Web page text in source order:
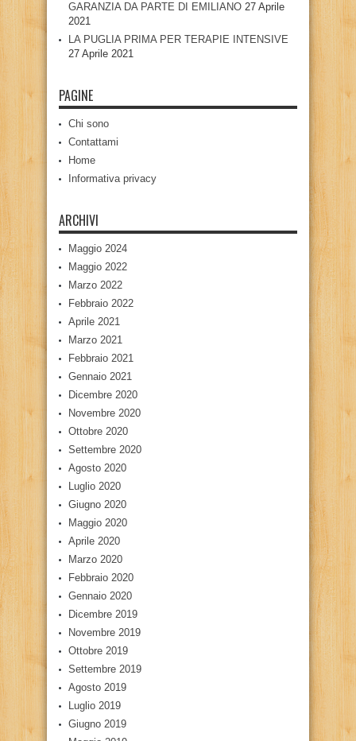
GARANZIA DA PARTE DI EMILIANO 27 Aprile
2021
LA PUGLIA PRIMA PER TERAPIE INTENSIVE
27 Aprile 2021
PAGINE
Chi sono
Contattami
Home
Informativa privacy
ARCHIVI
Maggio 2024
Maggio 2022
Marzo 2022
Febbraio 2022
Aprile 2021
Marzo 2021
Febbraio 2021
Gennaio 2021
Dicembre 2020
Novembre 2020
Ottobre 2020
Settembre 2020
Agosto 2020
Luglio 2020
Giugno 2020
Maggio 2020
Aprile 2020
Marzo 2020
Febbraio 2020
Gennaio 2020
Dicembre 2019
Novembre 2019
Ottobre 2019
Settembre 2019
Agosto 2019
Luglio 2019
Giugno 2019